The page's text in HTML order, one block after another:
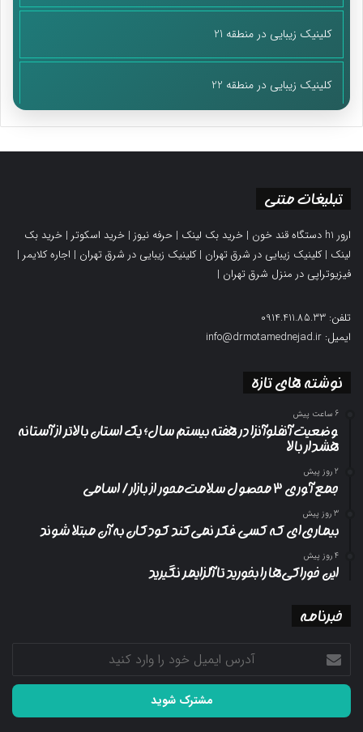
کلینیک زیبایی در منطقه 21
کلینیک زیبایی در منطقه 22
تبلیغات متنی
ارور h1 دستگاه قند خون | خرید بک لینک | حرفه نیوز | خرید اسکوتر | خرید بک
لینک |کلینیک زیبایی در شرق تهران |کلینیک زیبایی در شرق تهران | اجاره کلایمر |
فیزیوتراپی در منزل شرق تهران |
تلفن: 0914.411.85.33
ایمیل: info@drmotamednejad.ir
نوشته های تازه
6 ساعت پیش
وضعیت آنفلوآنزا در هفته بیستم سال؛ یک استان بالاتر از آستانه
هشدار بالا
2 روز پیش
جمع آوری ۳ محصول سلامت‌محور از بازار/ اسامی
3 روز پیش
بیماری‌ای که کسی فکر نمی‌کند کودکان به آن مبتلا شوند
4 روز پیش
این خوراکی‌ها را بخورید تا آلزایمر نگیرید
خبرنامه
آدرس
ایمیل
خود
وارد